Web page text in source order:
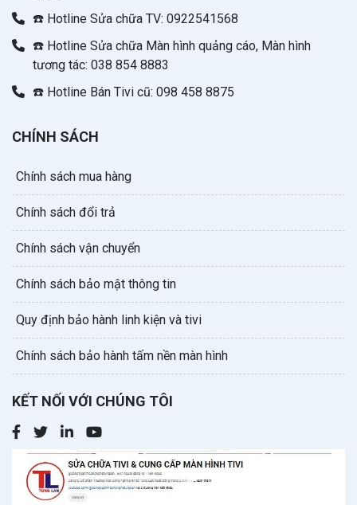
☎️ Hotline Sửa chữa TV: 0922541568
☎️ Hotline Sửa chữa Màn hình quảng cáo, Màn hình
tương tác: 038 854 8883
☎️ Hotline Bán Tivi cũ: 098 458 8875
CHÍNH SÁCH
Chính sách mua hàng
Chính sách đổi trả
Chính sách vận chuyển
Chính sách bảo mật thông tin
Quy định bảo hành linh kiện và tivi
Chính sách bảo hành tấm nền màn hình
KẾT NỐI VỚI CHÚNG TÔI